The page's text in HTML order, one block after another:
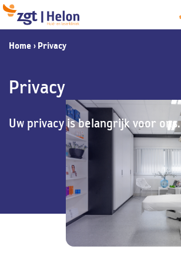
Home › Privacy
Privacy
Uw privacy is belangrijk voor ons.